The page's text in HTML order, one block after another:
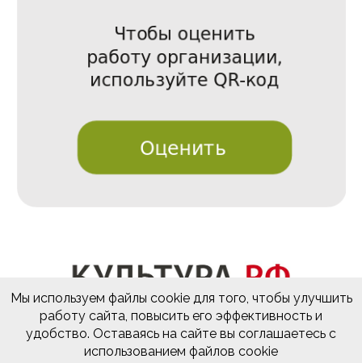
Мы используем файлы cookie для того, чтобы улучшить
работу сайта, повысить его эффективность и
удобство. Оставаясь на сайте вы соглашаетесь с
использованием файлов cookie